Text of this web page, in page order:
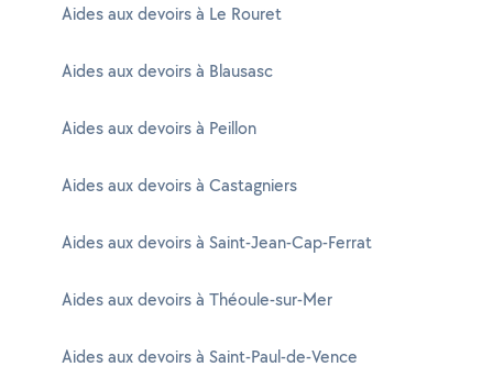
Aides aux devoirs à Le Rouret
Aides aux devoirs à Blausasc
Aides aux devoirs à Peillon
Aides aux devoirs à Castagniers
Aides aux devoirs à Saint-Jean-Cap-Ferrat
Aides aux devoirs à Théoule-sur-Mer
Aides aux devoirs à Saint-Paul-de-Vence